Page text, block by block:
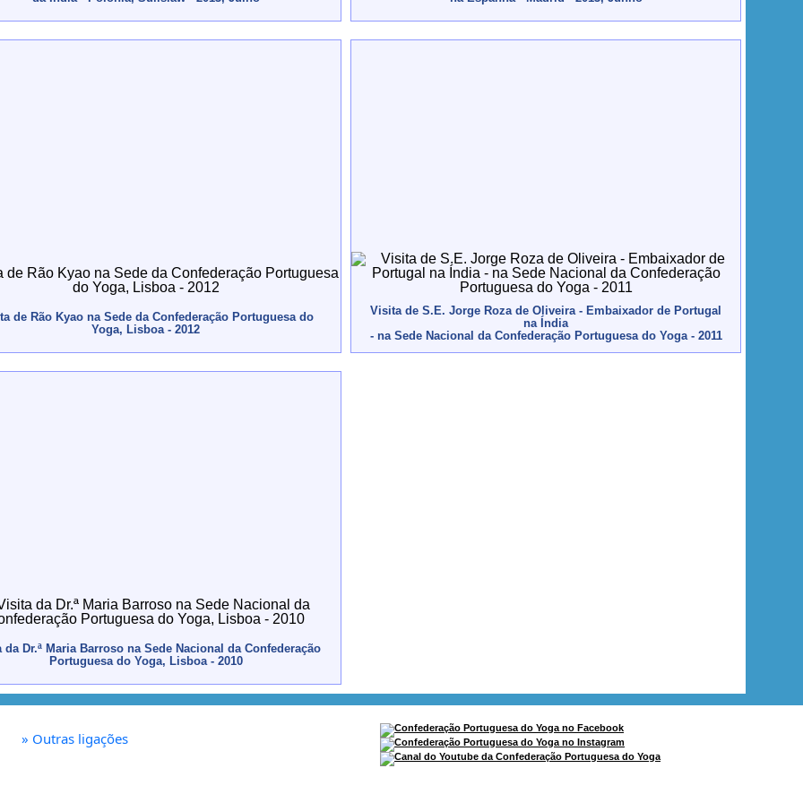
de Rão Kyao na Sede da Confederação Portuguesa do
Yoga, Lisboa - 2012
Visita de S.E. Jorge Roza de Oliveira - Embaixador de Portugal
na Índia
- na Sede Nacional da Confederação Portuguesa do Yoga - 2011
da Dr.ª Maria Barroso na Sede Nacional da Confederação
Portuguesa do Yoga, Lisboa - 2010
» Outras ligações